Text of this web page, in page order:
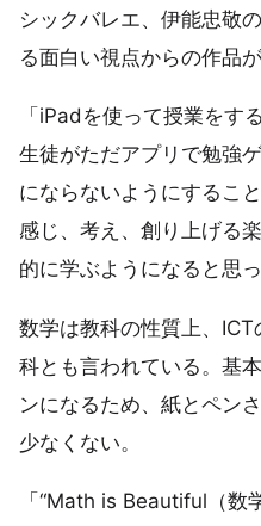
シックバレエ、伊能忠敬
る面白い視点からの作品
「iPadを使って授業をす
生徒がただアプリで勉強
にならないようにするこ
感じ、考え、創り上げる
的に学ぶようになると思っ
数学は教科の性質上、
科とも言われている。基
ンになるため、紙とペン
少なくない。
「“Math is Beautiful（数